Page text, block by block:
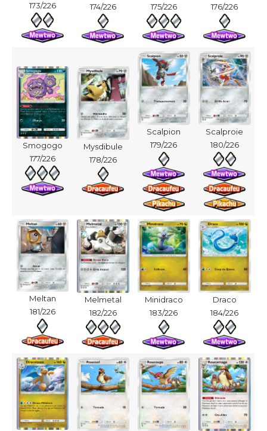
173/226
174/226
175/226
176/226
Smogogo
177/226
Mysdibule
178/226
Scalpion
179/226
Scalproie
180/226
Meltan
181/226
Melmetal
182/226
Minidraco
183/226
Draco
184/226